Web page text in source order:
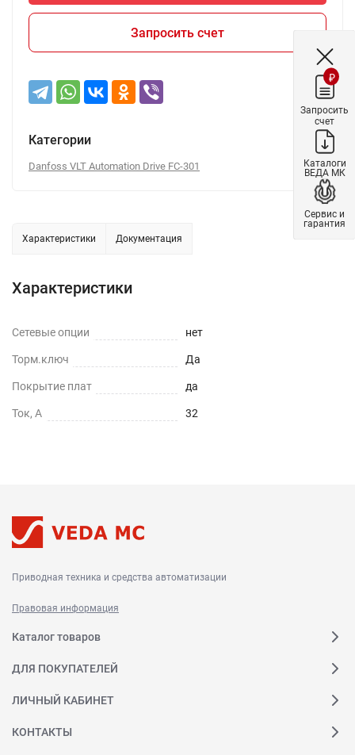
Запросить счет
Категории
Danfoss VLT Automation Drive FC-301
Характеристики Документация
Характеристики
Сетевые опции нет
Торм.ключ Да
Покрытие плат да
Ток, А 32
Приводная техника и средства автоматизации
Правовая информация
Каталог товаров
ДЛЯ ПОКУПАТЕЛЕЙ
ЛИЧНЫЙ КАБИНЕТ
КОНТАКТЫ
₽
Запросить
счет
Каталоги
ВЕДА МК
Сервис и
гарантия